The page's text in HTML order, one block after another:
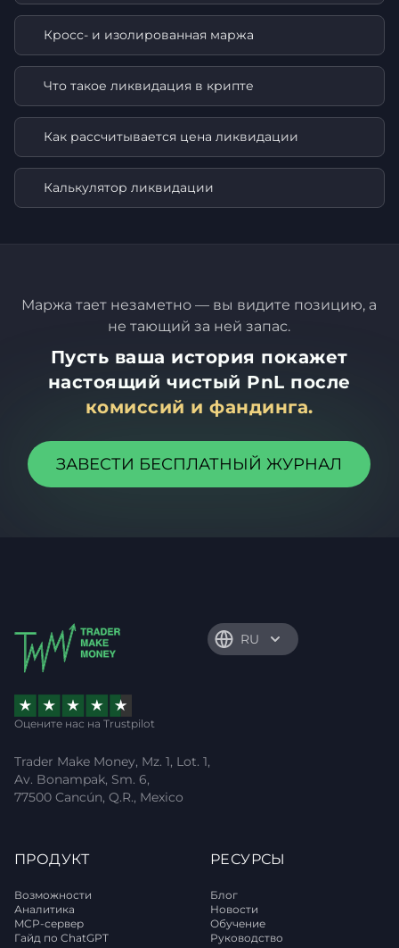
Кросс- и изолированная маржа
Что такое ликвидация в крипте
Как рассчитывается цена ликвидации
Калькулятор ликвидации
Маржа тает незаметно — вы видите позицию, а
не тающий за ней запас.
Пусть ваша история покажет
настоящий чистый PnL после
комиссий и фандинга.
ЗАВЕСТИ БЕСПЛАТНЫЙ ЖУРНАЛ
RU
Оцените нас на Trustpilot
Trader Make Money, Mz. 1, Lot. 1,
Av. Bonampak, Sm. 6,
77500 Cancún, Q.R., Mexico
ПРОДУКТ
Возможности
Аналитика
MCP-сервер
Гайд по ChatGPT
РЕСУРСЫ
Блог
Новости
Обучение
Руководство